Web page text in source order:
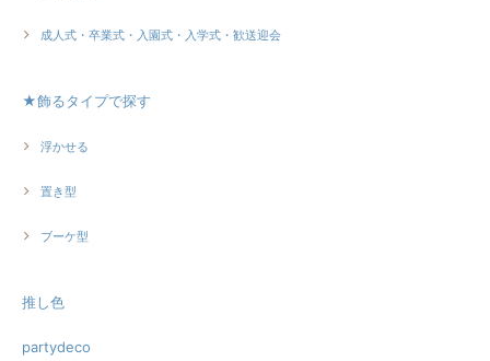
成人式・卒業式・入園式・入学式・歓送迎会
★飾るタイプで探す
浮かせる
置き型
ブーケ型
推し色
partydeco